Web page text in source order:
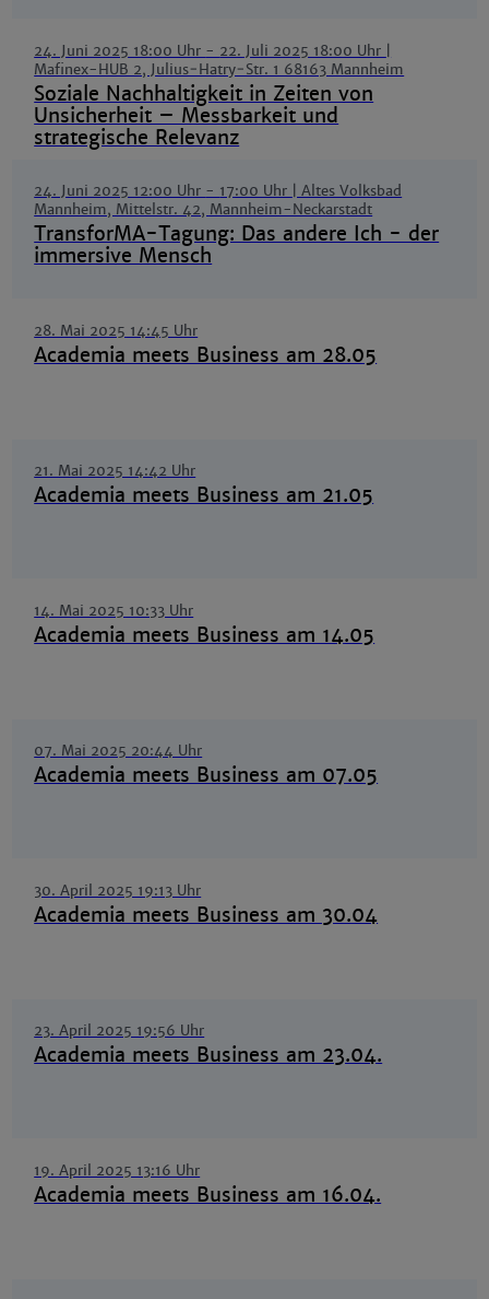
24. Juni 2025 18:00 Uhr - 22. Juli 2025 18:00 Uhr
Mafinex-HUB 2, Julius‑Hatry‑Str. 1 68163 Mannheim
Soziale Nachhaltigkeit in Zeiten von
Unsicherheit – Messbarkeit und
strategische Relevanz
24. Juni 2025 12:00 Uhr - 17:00 Uhr
| Altes Volksbad
Mannheim, Mittelstr. 42, Mannheim-Neckarstadt
TransforMA-Tagung: Das andere Ich - der
immersive Mensch
28. Mai 2025 14:45 Uhr
Academia meets Business am 28.05
21. Mai 2025 14:42 Uhr
Academia meets Business am 21.05
14. Mai 2025 10:33 Uhr
Academia meets Business am 14.05
07. Mai 2025 20:44 Uhr
Academia meets Business am 07.05
30. April 2025 19:13 Uhr
Academia meets Business am 30.04
23. April 2025 19:56 Uhr
Academia meets Business am 23.04.
19. April 2025 13:16 Uhr
Academia meets Business am 16.04.